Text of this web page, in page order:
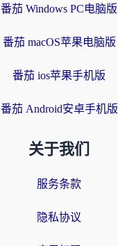
番茄 Windows PC电脑版
番茄 macOS苹果电脑版
番茄 ios苹果手机版
番茄 Android安卓手机版
关于我们
服务条款
隐私协议